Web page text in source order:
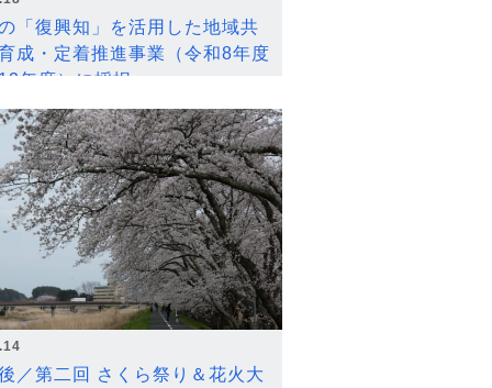
「復興知」を活用した地域共
成・定着推進事業（令和8年度
年度）に採択
／第二回 さくら祭り＆花火大